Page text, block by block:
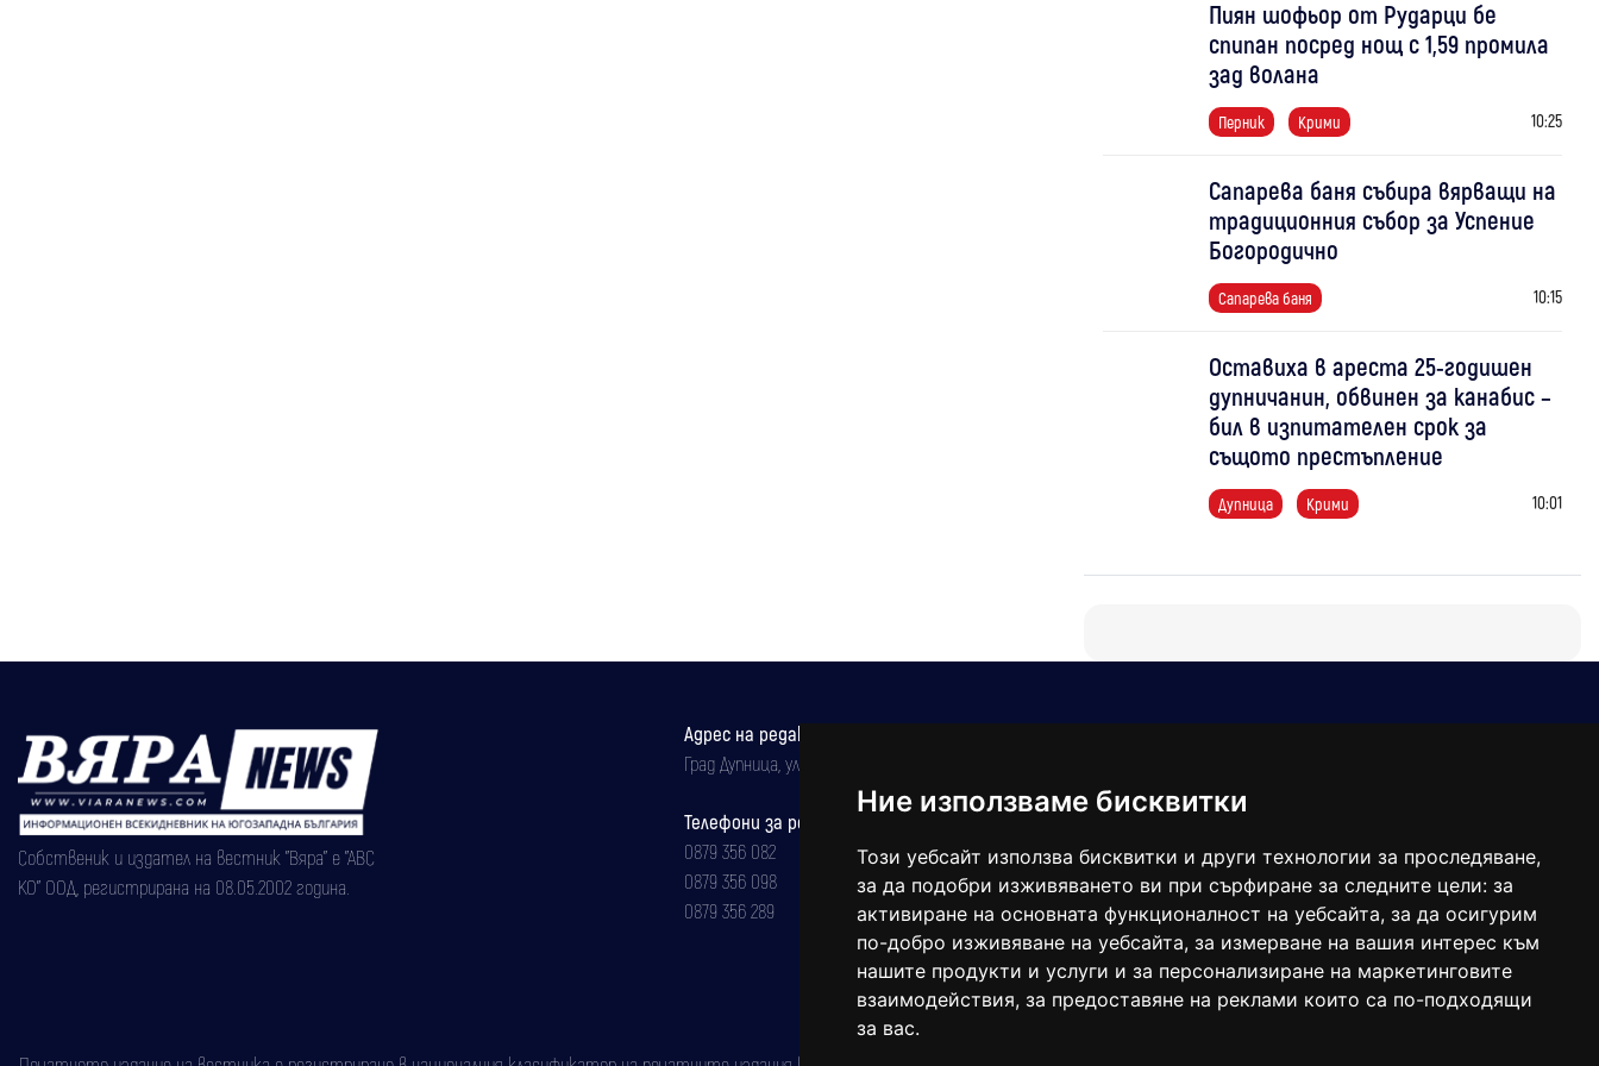
Ние използваме бисквитки
Този уебсайт използва бисквитки и други технологии за проследяване,
за да подобри изживяването ви при сърфиране за следните цели: за
активиране на основната функционалност на уебсайта, за да осигурим
по-добро изживяване на уебсайта, за измерване на вашия интерес към
нашите продукти и услуги и за персонализиране на маркетинговите
взаимодействия, за предоставяне на реклами които са по-подходящи
за вас.
Пиян шофьор от Рударци бе
спипан посред нощ с 1,59 промила
зад волана
Перник Крими 10:25
Сапарева баня събира вярващи на
традиционния събор за Успение
Богородично
Сапарева баня 10:15
Оставиха в ареста 25-годишен
дупничанин, обвинен за канабис –
бил в изпитателен срок за
същото престъпление
Дупница Крими 10:01
Собственик и издател на вестник "Вяра" е "АВС
КО" ООД, регистрирана на 08.05.2002 година.
Адрес на редакцията
Град Дупница, ул.''Христо Ботев" 43
Телефони за реклама и абонаменти
0879 356 082
0879 356 098
0879 356 289
balgarkanews@gmail.com